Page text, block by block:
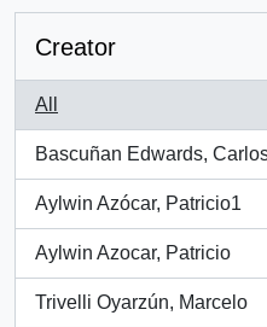
Creator
All
Bascuñan Edwards,
, 5271 results
Aylwin Azócar, Patricio1
, 3118 results
Aylwin Azocar, Patricio
, 1381 results
Trivelli Oyarzún, Marcelo
, 1030 results